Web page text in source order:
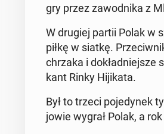
gry przez za­wod­ni­ka z
W drugiej partii Polak w
piłkę w siatkę.
chrza­ka i
kant Rinky Hi­ji­ka­ta.
Był to trzeci po­je­dy­nek
jo­wie wygrał Polak, a